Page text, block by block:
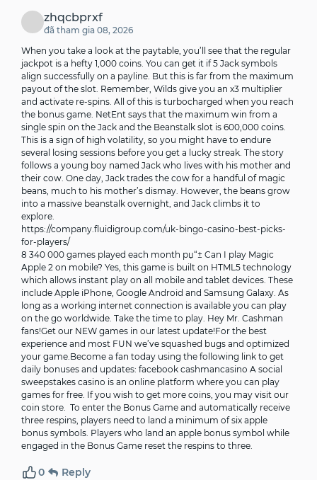
zhqcbprxf
đã tham gia 08, 2026
When you take a look at the paytable, you’ll see that the regular
jackpot is a hefty 1,000 coins. You can get it if 5 Jack symbols
align successfully on a payline. But this is far from the maximum
payout of the slot. Remember, Wilds give you an x3 multiplier
and activate re-spins. All of this is turbocharged when you reach
the bonus game. NetEnt says that the maximum win from a
single spin on the Jack and the Beanstalk slot is 600,000 coins.
This is a sign of high volatility, so you might have to endure
several losing sessions before you get a lucky streak. The story
follows a young boy named Jack who lives with his mother and
their cow. One day, Jack trades the cow for a handful of magic
beans, much to his mother’s dismay. However, the beans grow
into a massive beanstalk overnight, and Jack climbs it to
explore.
https://company.fluidigroup.com/uk-bingo-casino-best-picks-
for-players/
8 340 000 games played each month рџ“± Can I play Magic
Apple 2 on mobile? Yes, this game is built on HTML5 technology
which allows instant play on all mobile and tablet devices. These
include Apple iPhone, Google Android and Samsung Galaxy. As
long as a working internet connection is available you can play
on the go worldwide. Take the time to play. Hey Mr. Cashman
fans!Get our NEW games in our latest update!For the best
experience and most FUN we’ve squashed bugs and optimized
your game.Become a fan today using the following link to get
daily bonuses and updates: facebook cashmancasino A social
sweepstakes casino is an online platform where you can play
games for free. If you wish to get more coins, you may visit our
coin store. To enter the Bonus Game and automatically receive
three respins, players need to land a minimum of six apple
bonus symbols. Players who land an apple bonus symbol while
engaged in the Bonus Game reset the respins to three.
0 Reply